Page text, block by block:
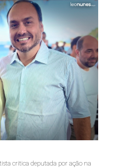
critica deputada por ação na